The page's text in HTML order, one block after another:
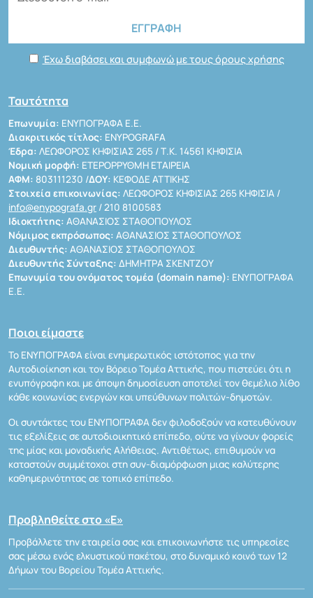
Έχω διαβάσει και συμφωνώ με τους όρους χρήσης
Ταυτότητα
Επωνυμία: ΕΝΥΠΟΓΡΑΦΑ Ε.Ε.
Διακριτικός τίτλος: ENYPOGRAFA
Έδρα: ΛΕΩΦΟΡΟΣ ΚΗΦΙΣΙΑΣ 265 / Τ.Κ. 14561 ΚΗΦΙΣΙΑ
Νομική μορφή: ΕΤΕΡΟΡΡΥΘΜΗ ΕΤΑΙΡΕΙΑ
ΑΦΜ: 803111230 /ΔΟΥ: ΚΕΦΟΔΕ ΑΤΤΙΚΗΣ
Στοιχεία επικοινωνίας: ΛΕΩΦΟΡΟΣ ΚΗΦΙΣΙΑΣ 265 ΚΗΦΙΣΙΑ /
info@enypografa.gr / 210 8100583
Ιδιοκτήτης: ΑΘΑΝΑΣΙΟΣ ΣΤΑΘΟΠΟΥΛΟΣ
Νόμιμος εκπρόσωπος: ΑΘΑΝΑΣΙΟΣ ΣΤΑΘΟΠΟΥΛΟΣ
Διευθυντής: ΑΘΑΝΑΣΙΟΣ ΣΤΑΘΟΠΟΥΛΟΣ
Διευθυντής Σύνταξης: ΔΗΜΗΤΡΑ ΣΚΕΝΤΖΟΥ
Επωνυμία του ονόματος τομέα (domain name): ΕΝΥΠΟΓΡΑΦΑ
Ε.Ε.
Ποιοι είμαστε
Το ΕΝΥΠΟΓΡΑΦΑ είναι ενημερωτικός ιστότοπος για την
Αυτοδιοίκηση και τον Βόρειο Τομέα Αττικής, που πιστεύει ότι η
ενυπόγραφη και με άποψη δημοσίευση αποτελεί τον θεμέλιο λίθο
κάθε κοινωνίας ενεργών και υπεύθυνων πολιτών-δημοτών.
Οι συντάκτες του ΕΝΥΠΟΓΡΑΦΑ δεν φιλοδοξούν να κατευθύνουν
τις εξελίξεις σε αυτοδιοικητικό επίπεδο, ούτε να γίνουν φορείς
της μίας και μοναδικής Αλήθειας. Αντιθέτως, επιθυμούν να
καταστούν συμμέτοχοι στη συν-διαμόρφωση μιας καλύτερης
καθημερινότητας σε τοπικό επίπεδο.
Προβληθείτε στο «Ε»
Προβάλλετε την εταιρεία σας και επικοινωνήστε τις υπηρεσίες
σας μέσω ενός ελκυστικού πακέτου, στο δυναμικό κοινό των 12
Δήμων του Βορείου Τομέα Αττικής.